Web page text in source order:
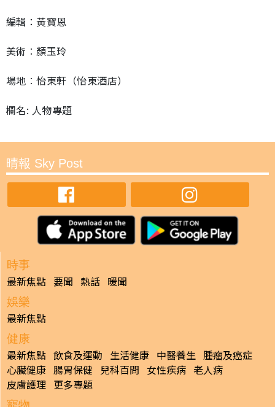
編輯：黃寶恩
美術︰顏玉玲
場地︰怡東軒（怡東酒店）
欄名: 人物專題
晴報 Sky Post
時事
最新焦點 要聞 熱話 暖聞
娛樂
最新焦點
健康
最新焦點 飲食及運動 生活健康 中醫養生 腫瘤及癌症
心臟健康 腸胃保健 兒科百問 女性疾病 老人病
皮膚護理 更多專題